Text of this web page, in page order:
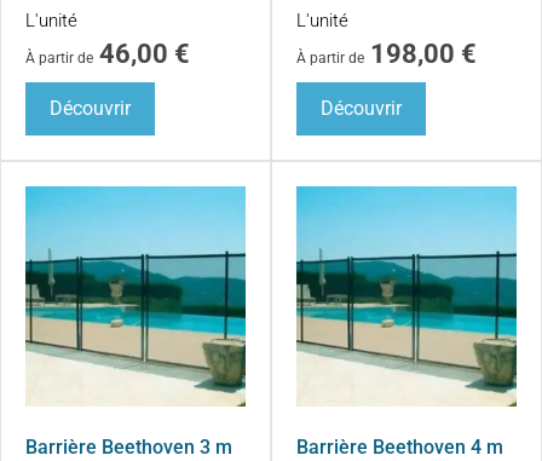
L'unité
À partir de 46,00 €
Découvrir
L'unité
À partir de 198,00 €
Découvrir
Barrière Beethoven 3 m Barrière Beethoven 4 m